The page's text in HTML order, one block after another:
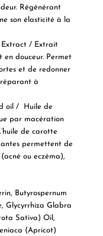
Régénérant
son élasticité à la
Extract / Extrait
douceur. Permet
et de redonner
à
oil / Huile de
par macération
de carotte
permettent de
ou eczéma),
Butyrospernum
Glycyrrhiza Glabra
Sativa) Oil,
(Apricot)